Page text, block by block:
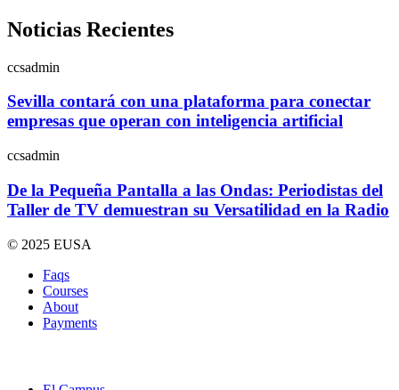
Noticias Recientes
ccsadmin
Sevilla contará con una plataforma para conectar
empresas que operan con inteligencia artificial
ccsadmin
De la Pequeña Pantalla a las Ondas: Periodistas del
Taller de TV demuestran su Versatilidad en la Radio
© 2025 EUSA
Faqs
Courses
About
Payments